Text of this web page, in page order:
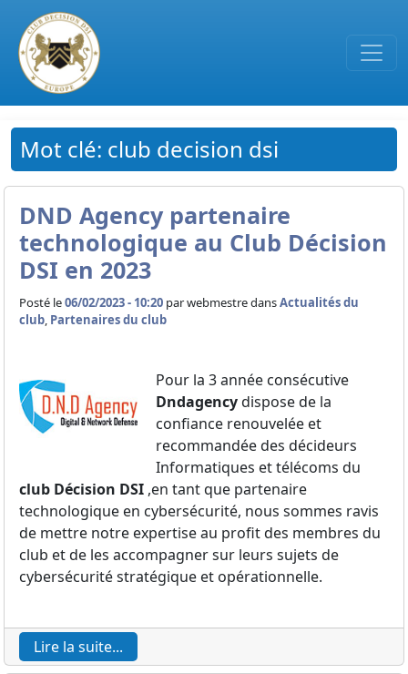
Passer au contenu principal
Mot clé: club decision dsi
DND Agency partenaire
technologique au Club Décision
DSI en 2023
Posté le06/02/2023 - 10:20 parwebmestre dansActualités du
club, Partenaires du club
Pour la 3 année consécutive
Dndagencydispose de la
confiance renouvelée et
recommandée des décideurs
Informatiques et télécoms du
club Décision DSI ,en tant que partenaire
technologique en cybersécurité, nous sommes ravis
de mettre notre expertise au profit des membres du
club et de les accompagner sur leurs sujets de
cybersécurité stratégique et opérationnelle.
Lire la suite...